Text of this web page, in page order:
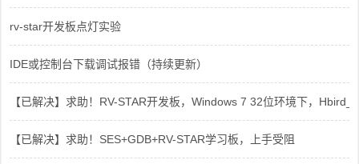
rv-star开发板点灯实验
IDE或控制台下载调试报错（持续更新）
【已解决】求助！RV-STAR开发板，Windows 7 32位环境下，
【已解决】求助！SES+GDB+RV-STAR学习板，上手受阻